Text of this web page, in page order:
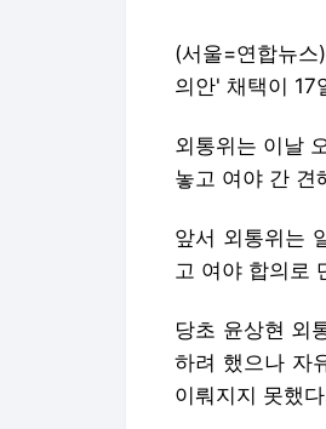
(서울=연합뉴
의안' 채택이 17
외통위는 이날
놓고 여야 간 견
앞서 외통위는
고 여야 합의로
당초 윤상현 외
하려 했으나 자
이뤄지지 못했